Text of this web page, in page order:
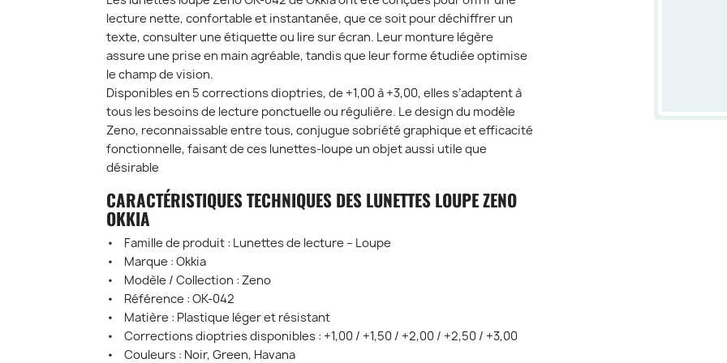
lecture nette, confortable et instantanée, que ce soit pour déchiffrer un
texte, consulter une étiquette ou lire sur écran. Leur monture légère
assure une prise en main agréable, tandis que leur forme étudiée optimise
le champ de vision.
Disponibles en 5 corrections dioptries, de +1,00 à +3,00, elles s’adaptent à
tous les besoins de lecture ponctuelle ou régulière. Le design du modèle
Zeno, reconnaissable entre tous, conjugue sobriété graphique et efficacité
fonctionnelle, faisant de ces lunettes-loupe un objet aussi utile que
désirable
CARACTÉRISTIQUES TECHNIQUES DES LUNETTES LOUPE ZENO
OKKIA
• Famille de produit : Lunettes de lecture – Loupe
• Marque : Okkia
• Modèle / Collection : Zeno
• Référence : OK-042
• Matière : Plastique léger et résistant
• Corrections dioptries disponibles : +1,00 / +1,50 / +2,00 / +2,50 / +3,00
• Couleurs : Noir, Green, Havana